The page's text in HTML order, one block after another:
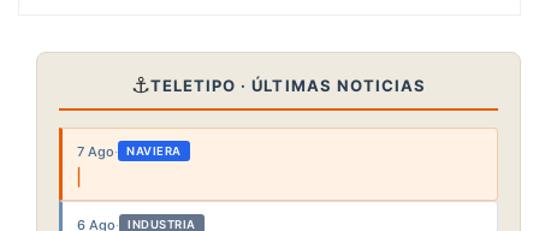
⚓TELETIPO · ÚLTIMAS NOTICIAS
7 Ago· NAVIERA
6 Ago· INDUSTRIA